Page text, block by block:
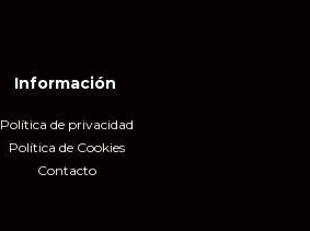
Información
Política de privacidad
Política de Cookies
Contacto